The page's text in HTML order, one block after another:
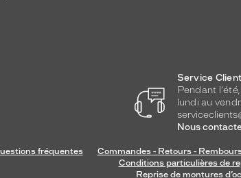
Service
Pendant
lundi au
Nous
fréquentes Commandes - Retours -
Conditions particulières de
Reprise de montures